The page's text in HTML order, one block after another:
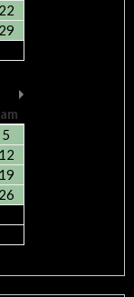
22
29
5
12
19
26